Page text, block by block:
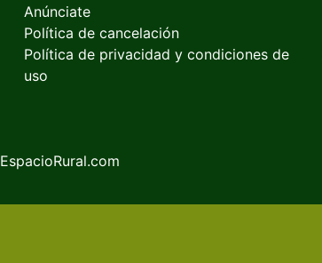
Anúnciate
Política de cancelación
Política de privacidad y condiciones de
uso
EspacioRural.com